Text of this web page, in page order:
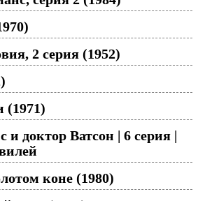
2 серия (1952)
(1971)
доктор Ватсон | 6 серия |
коне (1980)